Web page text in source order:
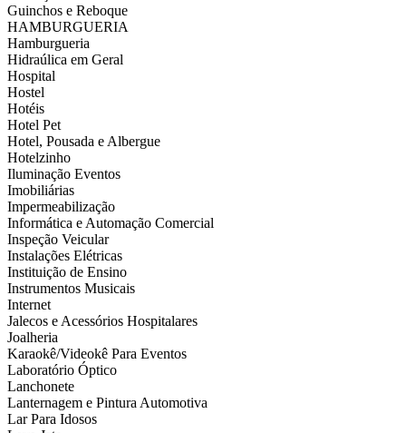
Guinchos e Reboque
HAMBURGUERIA
Hamburgueria
Hidraúlica em Geral
Hospital
Hostel
Hotéis
Hotel Pet
Hotel, Pousada e Albergue
Hotelzinho
Iluminação Eventos
Imobiliárias
Impermeabilização
Informática e Automação Comercial
Inspeção Veicular
Instalações Elétricas
Instituição de Ensino
Instrumentos Musicais
Internet
Jalecos e Acessórios Hospitalares
Joalheria
Karaokê/Videokê Para Eventos
Laboratório Óptico
Lanchonete
Lanternagem e Pintura Automotiva
Lar Para Idosos